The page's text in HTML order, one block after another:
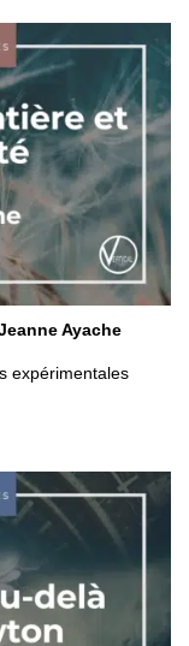
Ayache
expérimentales